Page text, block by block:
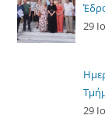
29
29